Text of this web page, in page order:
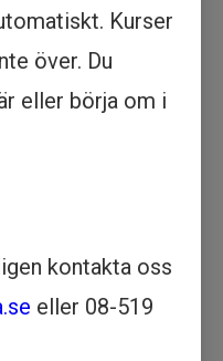
| 1
med vår
Kurser
över. Du
eller börja om i
kontakta oss
eller 08-519